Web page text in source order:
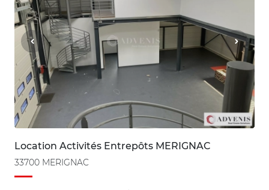
Location Activités Entrepôts MERIGNAC
33700 MERIGNAC